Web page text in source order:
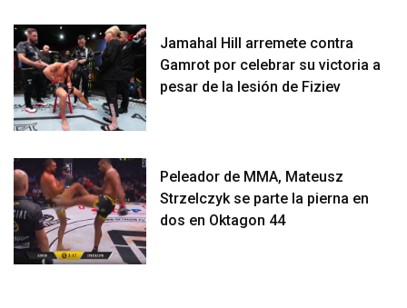
Jamahal Hill arremete contra
Gamrot por celebrar su victoria a
pesar de la lesión de Fiziev
Peleador de MMA, Mateusz
Strzelczyk se parte la pierna en
dos en Oktagon 44